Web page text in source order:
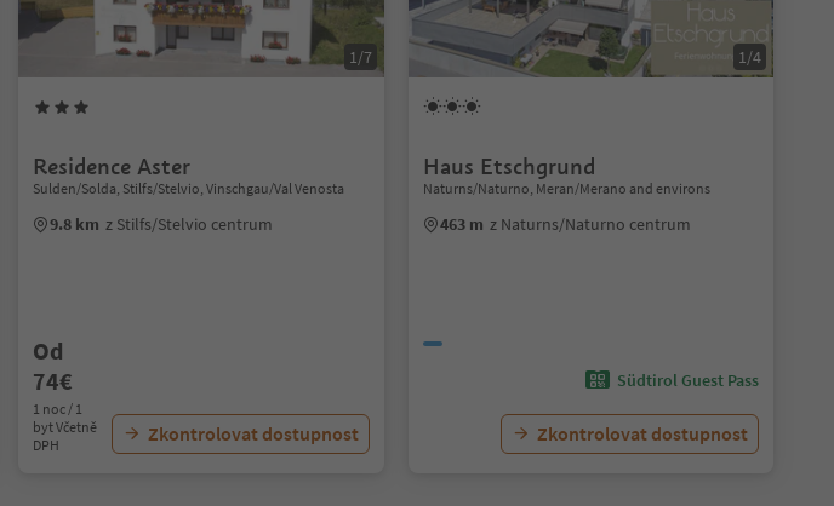
1/7
Residence Aster
Sulden/Solda, Stilfs/Stelvio, Vinschgau/Val Venosta
9.8 km z Stilfs/Stelvio centrum
Od
74€
1 noc / 1
byt Včetně
DPH
Zkontrolovat dostupnost
1/4
Haus Etschgrund
Naturns/Naturno, Meran/Merano and environs
463 m z Naturns/Naturno centrum
Südtirol Guest Pass
Zkontrolovat dostupnost